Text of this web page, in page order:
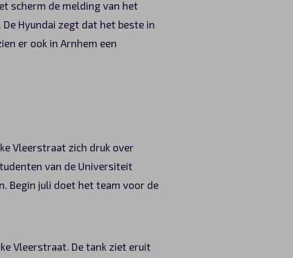
scherm de melding van het
Hyundai zegt dat het beste in
er ook in Arnhem een
Vleerstraat zich druk over
van de Universiteit
Begin juli doet het team voor de
Vleerstraat. De tank ziet eruit